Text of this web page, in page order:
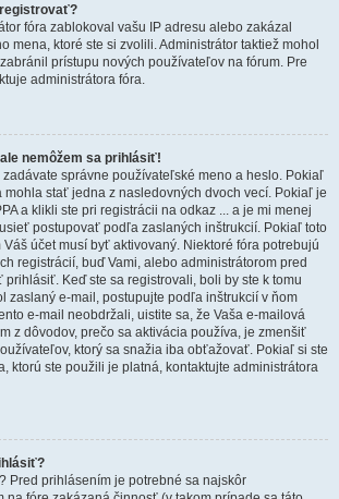
fóra zablokoval vašu IP adresu alebo zakázal
mena, ktoré ste si zvolili. Administrátor taktiež mohol
prístupu nových používateľov na fórum. Pre
administrátora fóra.
nemôžem sa prihlásiť!
zadávate správne používateľské meno a heslo. Pokiaľ
mohla stať jedna z nasledovných dvoch vecí. Pokiaľ je
a klikli ste pri registrácii na odkaz ... a je mi menej
postupovať podľa zaslaných inštrukcií. Pokiaľ toto
účet musí byť aktivovaný. Niektoré fóra potrebujú
registrácií, buď Vami, alebo administrátorom pred
prihlásiť. Keď ste sa registrovali, boli by ste k tomu
zaslaný e-mail, postupujte podľa inštrukcií v ňom
e-mail neobdržali, uistite sa, že Vaša e-mailová
z dôvodov, prečo sa aktivácia používa, je zmenšiť
ktorý sa snažia iba obťažovať. Pokiaľ si ste
ktorú ste použili je platná, kontaktujte administrátora
Pred prihlásením je potrebné sa najskôr